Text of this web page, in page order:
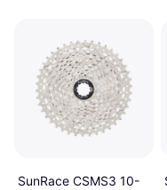
SunRace CSMS3 10-